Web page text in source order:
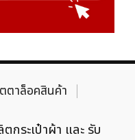
ตาล็อคสินค้า
กระเป๋าผ้า และ รับ